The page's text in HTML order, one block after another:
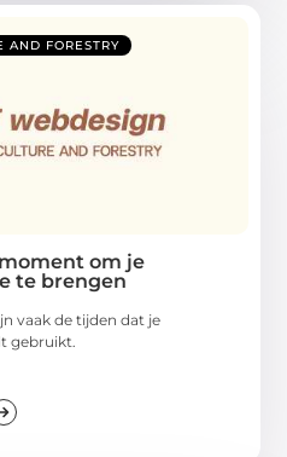
AND FORESTRY
om je
te brengen
vaak de tijden dat je
gebruikt.